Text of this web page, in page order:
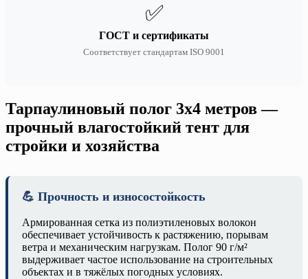
✅
ГОСТ и сертификаты
Соответствует стандартам ISO 9001
Тарпаулиновый полог 3х4 метров —
прочный влагостойкий тент для
стройки и хозяйства
💪 Прочность и износостойкость
Армированная сетка из полиэтиленовых волокон
обеспечивает устойчивость к растяжению, порывам
ветра и механическим нагрузкам. Полог 90 г/м²
выдерживает частое использование на строительных
объектах и в тяжёлых погодных условиях.